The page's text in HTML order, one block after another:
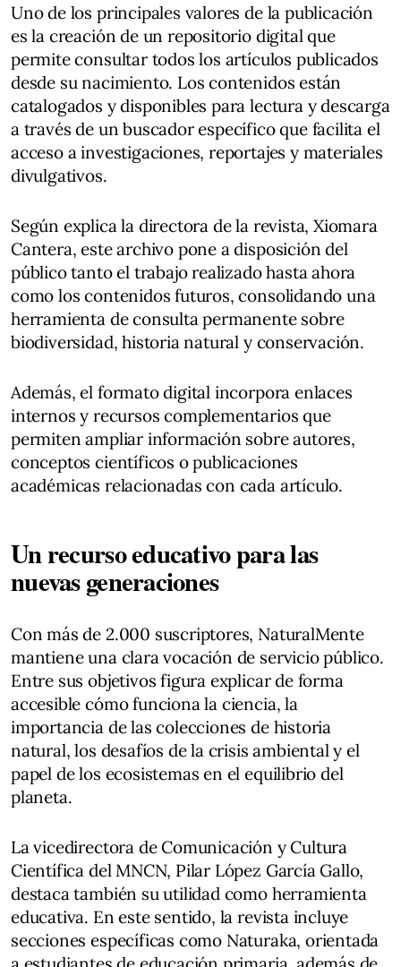
Uno de los principales valores de la publicación
es la creación de un repositorio digital que
permite consultar todos los artículos publicados
desde su nacimiento. Los contenidos están
catalogados y disponibles para lectura y descarga
a través de un buscador específico que facilita el
acceso a investigaciones, reportajes y materiales
divulgativos.
Según explica la directora de la revista, Xiomara
Cantera, este archivo pone a disposición del
público tanto el trabajo realizado hasta ahora
como los contenidos futuros, consolidando una
herramienta de consulta permanente sobre
biodiversidad, historia natural y conservación.
Además, el formato digital incorpora enlaces
internos y recursos complementarios que
permiten ampliar información sobre autores,
conceptos científicos o publicaciones
académicas relacionadas con cada artículo.
Un recurso educativo para las
nuevas generaciones
Con más de 2.000 suscriptores, NaturalMente
mantiene una clara vocación de servicio público.
Entre sus objetivos figura explicar de forma
accesible cómo funciona la ciencia, la
importancia de las colecciones de historia
natural, los desafíos de la crisis ambiental y el
papel de los ecosistemas en el equilibrio del
planeta.
La vicedirectora de Comunicación y Cultura
Científica del MNCN, Pilar López García Gallo,
destaca también su utilidad como herramienta
educativa. En este sentido, la revista incluye
secciones específicas como Naturaka, orientada